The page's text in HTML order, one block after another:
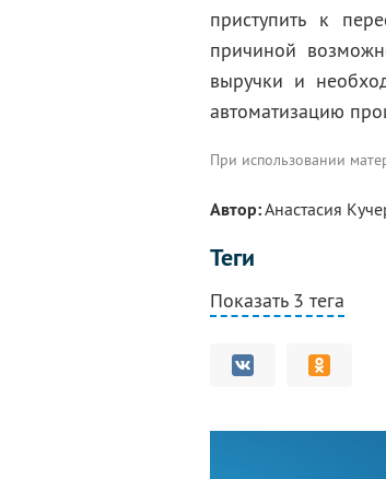
приступить к
причиной
выручки и
автоматизацию
При использовании
Автор:Анастасия
Теги
Показать 3 тега